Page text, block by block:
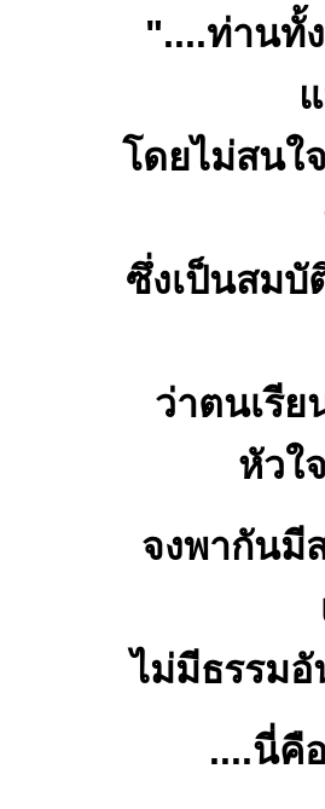
"....ท่านทั้
โดยไม่สนใ
ซึ่งเป็นสม
ว่าตนเรี
หัวใ
จงพากันมี
ไม่มีธรรม
....นี่คื